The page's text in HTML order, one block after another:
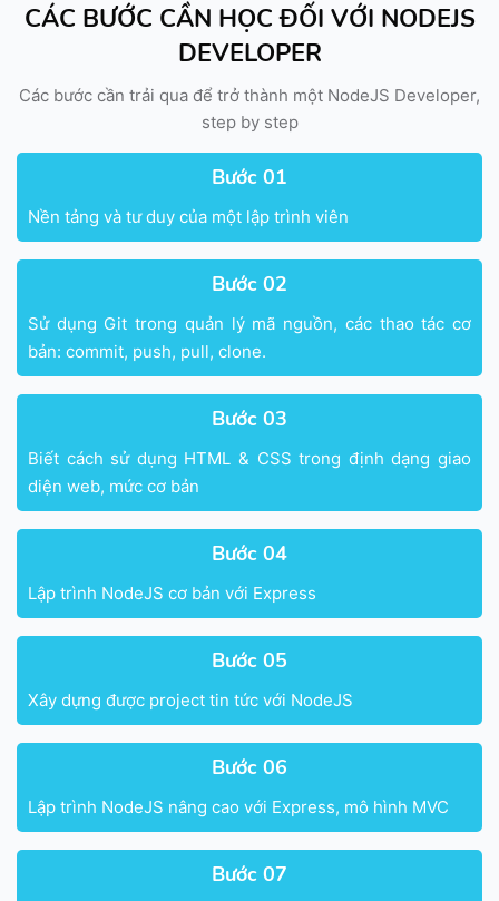
CÁC BƯỚC CẦN HỌC ĐỐI VỚI NODEJS
DEVELOPER
Các bước cần trải qua để trở thành một NodeJS Developer,
step by step
Bước 01
Nền tảng và tư duy của một lập trình viên
Bước 02
Sử dụng Git trong quản lý mã nguồn, các thao tác cơ
bản: commit, push, pull, clone.
Bước 03
Biết cách sử dụng HTML & CSS trong định dạng giao
diện web, mức cơ bản
Bước 04
Lập trình NodeJS cơ bản với Express
Bước 05
Xây dựng được project tin tức với NodeJS
Bước 06
Lập trình NodeJS nâng cao với Express, mô hình MVC
Bước 07